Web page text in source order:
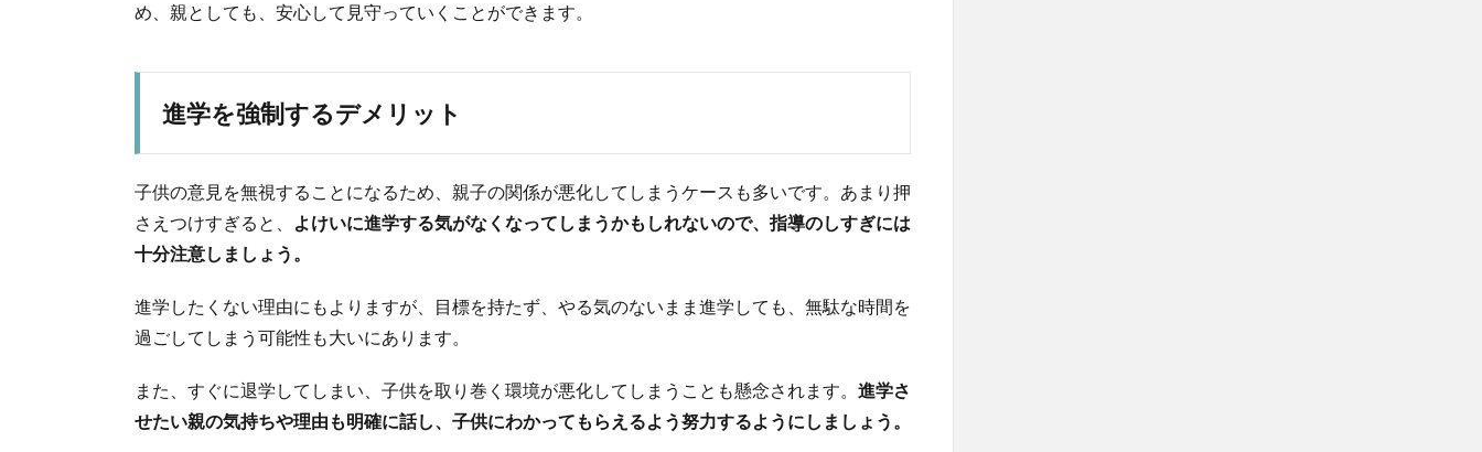
め、親としても、安心して見守っていくことができます。
進学を強制するデメリット
子供の意見を無視することになるため、親子の関係が悪化してしまうケースも多いです。あまり押
さえつけすぎると、
よけいに進学する気がなくなってしまうかもしれないので、指導のしすぎには
十分注意しましょう。
進学したくない理由にもよりますが、目標を持たず、やる気のないまま進学しても、無駄な時間を
過ごしてしまう可能性も大いにあります。
また、すぐに退学してしまい、子供を取り巻く環境が悪化してしまうことも懸念されます。 進学さ
せたい親の気持ちや理由も明確に話し、子供にわかってもらえるよう努力するようにしましょう。